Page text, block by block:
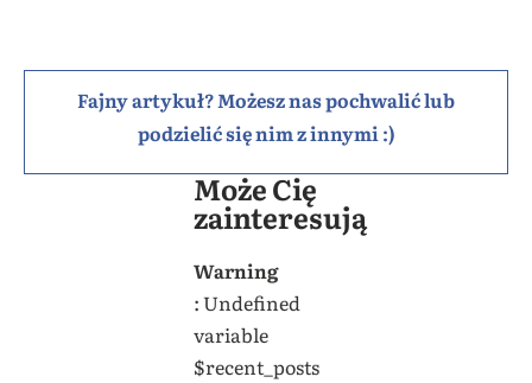
Fajny artykuł? Możesz nas pochwalić lub
podzielić się nim z innymi :)
Może Cię
zainteresują
Warning
: Undefined
variable
$recent_posts